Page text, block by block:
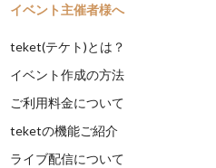
イベント主催者様へ
teket(テケト)とは？
イベント作成の方法
ご利用料金について
teketの機能ご紹介
ライブ配信について